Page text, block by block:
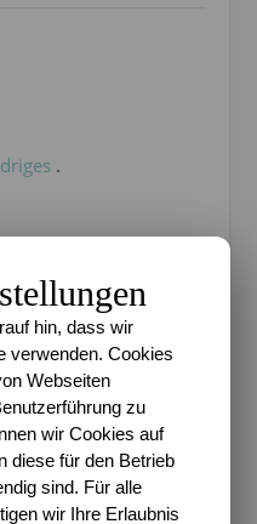
.
» Projekt 52/2011,
hin, dass wir
verwenden. Cookies
Webseiten
zu
wir Cookies auf
diese für den Betrieb
sind. Für alle
wir Ihre Erlaubnis